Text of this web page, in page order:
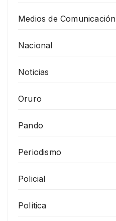
Medios de Comunicación
Nacional
Noticias
Oruro
Pando
Periodismo
Policial
Política